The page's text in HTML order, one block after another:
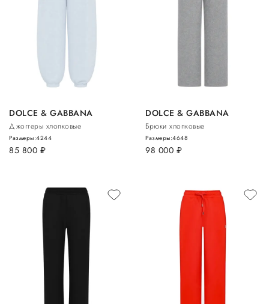
DOLCE & GABBANA
Джоггеры хлопковые
85 800 руб.
Размеры:4244
DOLCE & GABBANA
Брюки хлопковые
98 000 руб.
Размеры:4648